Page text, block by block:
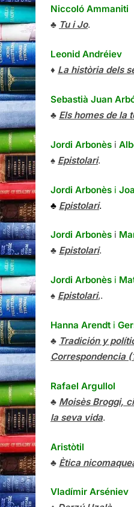
Niccoló Ammaniti
♣ Tu i Jo.
Leonid Andréiev
♦ La història dels
Sebastià Juan
♣ Els homes de la
Jordi Arbonès i
♠ Epistolari.
Jordi Arbonès i
♣ Epistolari.
Jordi Arbonès i
♣ Epistolari.
Jordi Arbonès i
♠ Epistolari,.
Hanna Arendt i
♣ Tradición y
Correspondencia
Rafael Argullol
♣ Moisès Broggi,
la seva vida.
Aristòtil
♣ Ètica
Vladímir Arséniev